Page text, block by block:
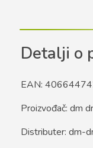
Detalji o
EAN:
Proizvođač: dm
Distributer: dm-